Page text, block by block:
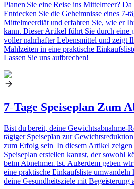
Planen Sie eine Reise ins Mittelmeer?
Entdecken Sie die Geheimnisse eines 7-
Mittelmeerdiät und erfahren Sie, wie er
kann. Dieser Artikel führt Sie durch eine
voller nahrhafter Lebensmittel und zeigt
Mahlzeiten in eine praktische
Lassen Sie uns aufbrechen!
7-Tage Speiseplan Zum
Bist du bereit, deine Gewichtsabnahme-
tägiger Speiseplan zur
zum Erfolg sein. In diesem Artikel
Speiseplan erstellen kannst, der sowohl
beim Abnehmen ist. Außerdem geben
eine praktische Einkaufsliste umwandeln
deine Gesundheitsziele mit Begeisterung